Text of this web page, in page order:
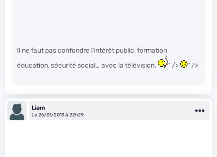
Il ne faut pas confondre l’intérêt public, formation
éducation, sécurité social… avec la télévision.
" /> " />
Liam
Le 26/01/2013 à 22h29